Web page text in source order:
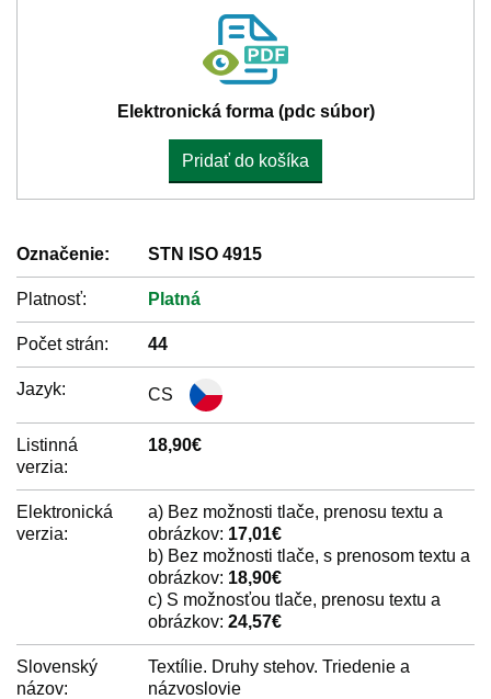
Elektronická forma (pdc súbor)
Pridať do košíka
Označenie: STN ISO 4915
Platnosť: Platná
Počet strán: 44
Jazyk: CS
Listinná
verzia:
18,90€
Elektronická
verzia:
a) Bez možnosti tlače, prenosu textu a
obrázkov: 17,01€
b) Bez možnosti tlače, s prenosom textu a
obrázkov: 18,90€
c) S možnosťou tlače, prenosu textu a
obrázkov: 24,57€
Slovenský
názov:
Textílie. Druhy stehov. Triedenie a
názvoslovie